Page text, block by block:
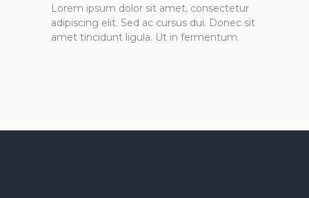
Lorem ipsum dolor sit amet, consectetur
adipiscing elit. Sed ac cursus dui. Donec sit
amet tincidunt ligula. Ut in fermentum.